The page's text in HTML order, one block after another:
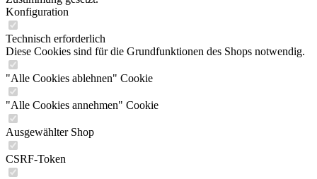
Konfiguration
Technisch erforderlich
Diese Cookies sind für die Grundfunktionen des Shops notwendig.
"Alle Cookies ablehnen" Cookie
"Alle Cookies annehmen" Cookie
Ausgewählter Shop
CSRF-Token